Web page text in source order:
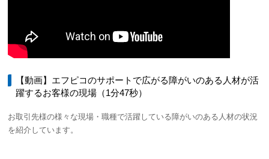
【動画】エフピコのサポートで広がる障がいのある人材が活
躍するお客様の現場（1分47秒）
お取引先様の様々な現場・職種で活躍している障がいのある人材の状況
を紹介しています。